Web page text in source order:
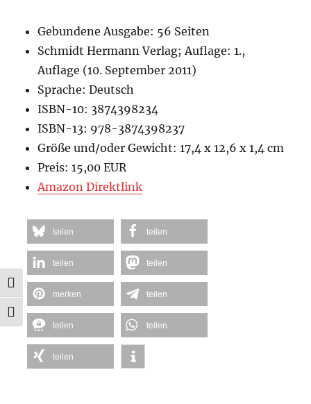
UMSCHALTEN AUF HOHE KONTRASTE
SCHRIFT VERGRÖSSERN
Gebundene Ausgabe: 56 Seiten
Schmidt Hermann Verlag; Auflage: 1.,
Auflage (10. September 2011)
Sprache: Deutsch
ISBN-10: 3874398234
ISBN-13: 978-3874398237
Größe und/oder Gewicht: 17,4 x 12,6 x 1,4 cm
Preis: 15,00 EUR
Amazon Direktlink
teilen teilen
teilen teilen
merken teilen
teilen teilen
teilen